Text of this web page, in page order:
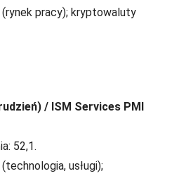
(rynek pracy); kryptowaluty
/ ISM Services PMI
52,1.
usługi);